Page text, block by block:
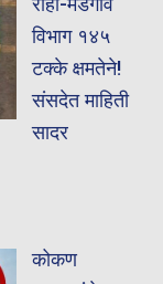
विभाग १४५
टक्के क्षमतेने!
संसदेत माहिती
सादर
कोकण